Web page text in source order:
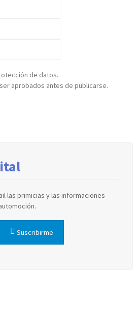
de datos.
aprobados antes de publicarse.
las primicias y las informaciones
Suscribirme